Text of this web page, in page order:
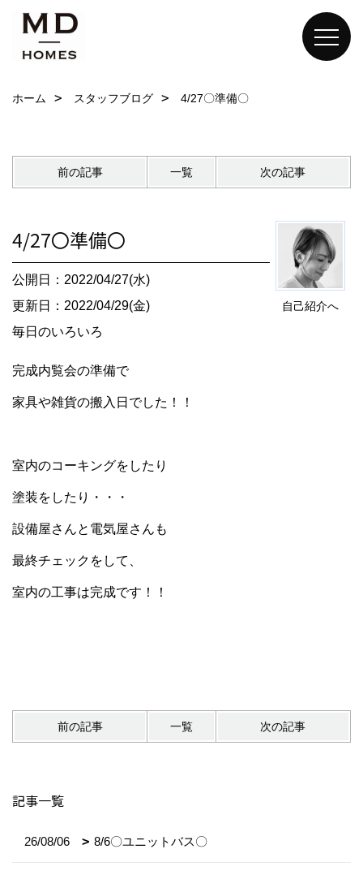
ホーム スタッフブログ 4/27〇準備〇
前の記事 一覧 次の記事
自己紹介へ
4/27〇準備〇
公開日：2022/04/27(水)
更新日：2022/04/29(金)
毎日のいろいろ
完成内覧会の準備で
家具や雑貨の搬入日でした！！
室内のコーキングをしたり
塗装をしたり・・・
設備屋さんと電気屋さんも
最終チェックをして、
室内の工事は完成です！！
前の記事 一覧 次の記事
記事一覧
26/08/06 8/6〇ユニットバス〇